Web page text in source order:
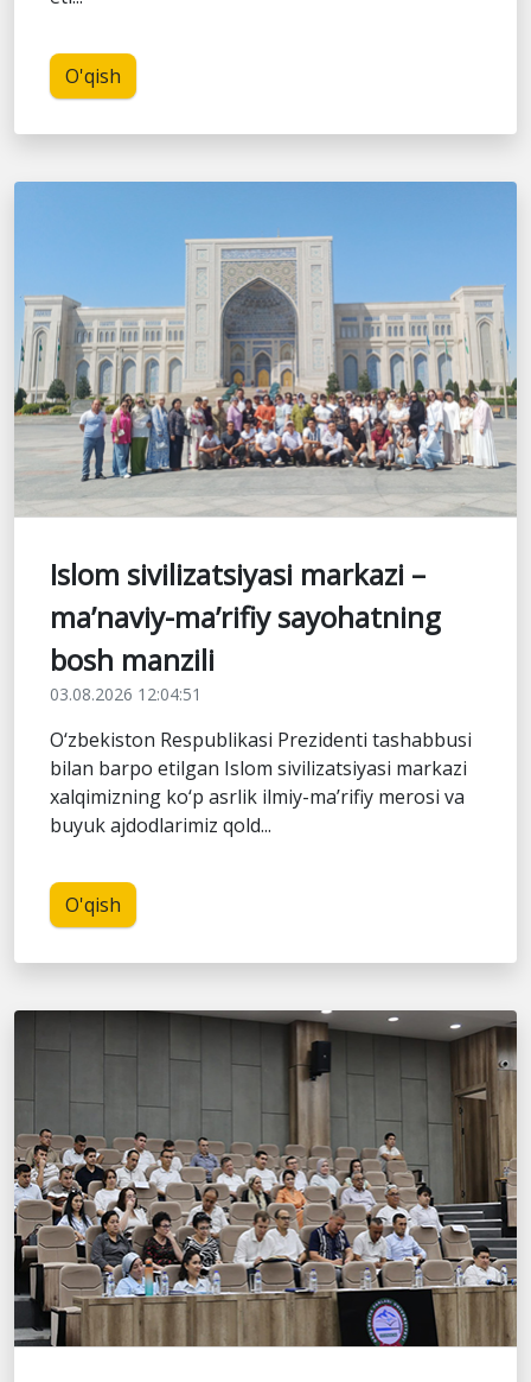
O'qish
Islom sivilizatsiyasi markazi –
ma’naviy-ma’rifiy sayohatning
bosh manzili
03.08.2026 12:04:51
O‘zbekiston Respublikasi Prezidenti tashabbusi
bilan barpo etilgan Islom sivilizatsiyasi markazi
xalqimizning ko‘p asrlik ilmiy-ma’rifiy merosi va
buyuk ajdodlarimiz qold...
O'qish